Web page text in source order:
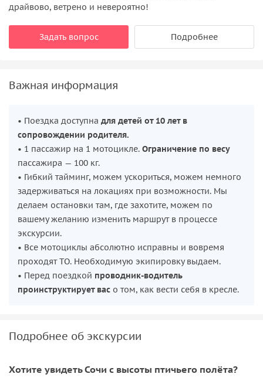
драйвово, ветрено и невероятно!
Задать вопрос Подробнее
Важная информация
• Поездка доступна для детей от 10 лет в
сопровождении родителя.
• 1 пассажир на 1 мотоцикле. Ограничение по весу
пассажира — 100 кг.
• Гибкий тайминг, можем ускориться, можем немного
задерживаться на локациях при возможности. Мы
делаем остановки там, где захотите, можем по
вашему желанию изменить маршрут в процессе
экскурсии.
• Все мотоциклы абсолютно исправны и вовремя
проходят ТО. Необходимую экипировку выдаем.
• Перед поездкой проводник-водитель
проинструктирует вас о том, как вести себя в кресле.
Подробнее об экскурсии
Хотите увидеть Сочи с высоты птичьего полёта?